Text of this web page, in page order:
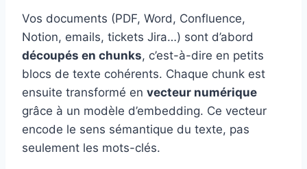
Vos documents (PDF, Word, Confluence,
Notion, emails, tickets Jira…) sont d’abord
découpés en chunks, c’est-à-dire en petits
blocs de texte cohérents. Chaque chunk est
ensuite transformé en vecteur numérique
grâce à un modèle d’embedding. Ce vecteur
encode le sens sémantique du texte, pas
seulement les mots-clés.